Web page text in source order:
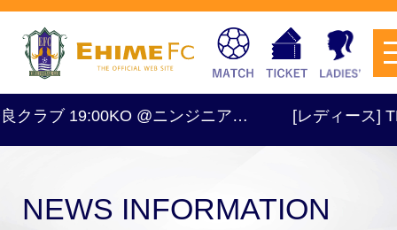
チケットを購入
ブ 19:00KO @ニンジニア… [レディース]
NEWS INFORMATION